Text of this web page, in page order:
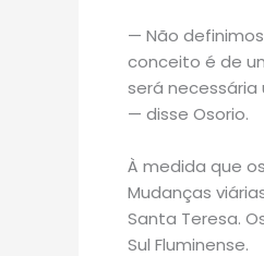
— Não
conceito é de
será
— disse Osorio.
À medida que
Mudanças
Santa Teresa.
Sul Fluminense.